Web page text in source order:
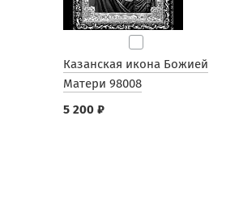
Казанская икона Божией
Матери 98008
5 200 ₽